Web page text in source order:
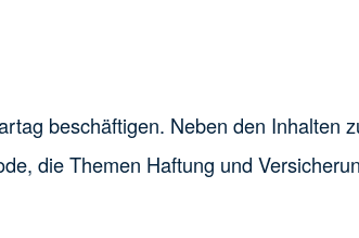
beschäftigen. Neben den Inhalten
die Themen Haftung und